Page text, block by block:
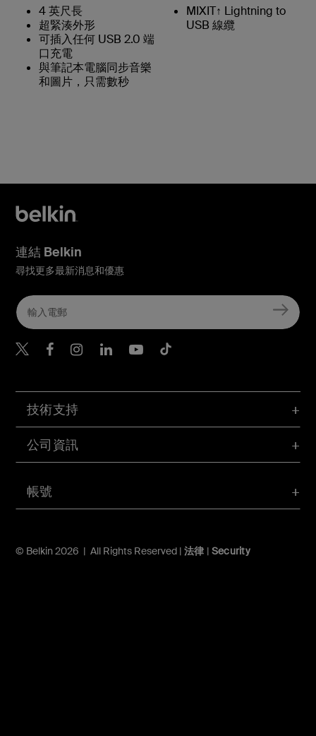
4 英尺長
超緊湊外形
可插入任何 USB 2.0 端
口充電
與筆記本電腦同步音樂
和圖片，只需數秒
MIXIT↑ Lightning to
USB 線纜
帳號
技術支持
公司資訊
© Belkin 2026 | All Rights Reserved | 法律 | Security
連結 Belkin
尋找更多最新消息和優惠
Belkin Twitter
Belkin Hong Kong
Belkin Instagram
Belkin Hong Kong
Belkin Youtube
Belkin TikTok